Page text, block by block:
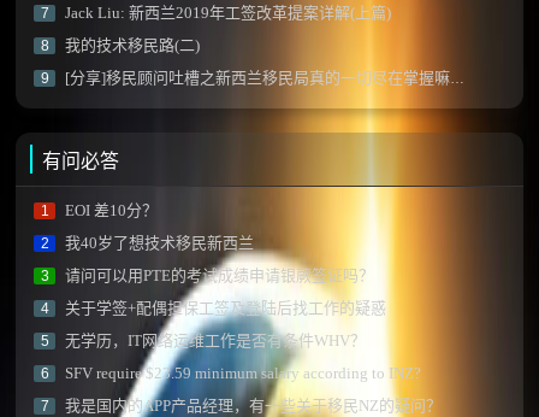
7 Jack Liu: 新西兰2019年工签改革提案详解(上篇)
8 我的技术移民路(二)
9 [分享]移民顾问吐槽之新西兰移民局真的一切尽在掌握嘛？[JessicaM]
有问必答
1 EOI 差10分？
2 我40岁了想技术移民新西兰
3 请问可以用PTE的考试成绩申请银蕨签证吗？
4 关于学签+配偶担保工签及登陆后找工作的疑惑
5 无学历，IT网络运维工作是否有条件WHV？
6 SFV require $23.59 minimum salary according to INZ?
7 我是国内的APP产品经理，有一些关于移民NZ的疑问？